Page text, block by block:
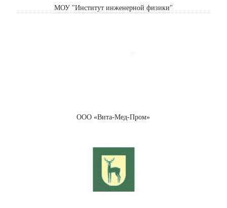
МОУ "Институт инженерной физики"
ООО «Вита-Мед-Пром»